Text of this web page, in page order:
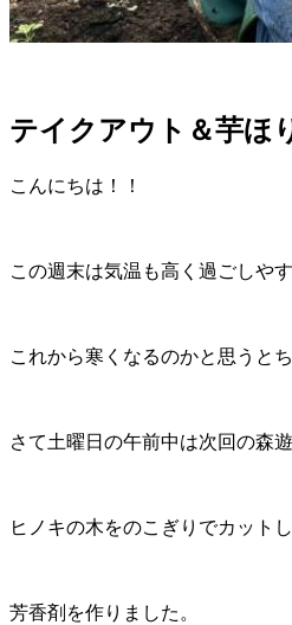
テイクアウト＆芋ほ
こんにちは！！
この週末は気温も高く過ごしや
これから寒くなるのかと思うと
さて土曜日の午前中は次回の森
ヒノキの木をのこぎりでカット
芳香剤を作りました。